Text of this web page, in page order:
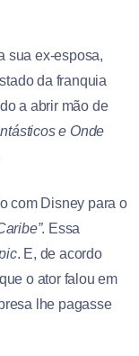
sua ex-esposa,
da franquia
a abrir mão de
e Onde
com Disney para o
. Essa
. E, de acordo
o ator falou em
lhe pagasse